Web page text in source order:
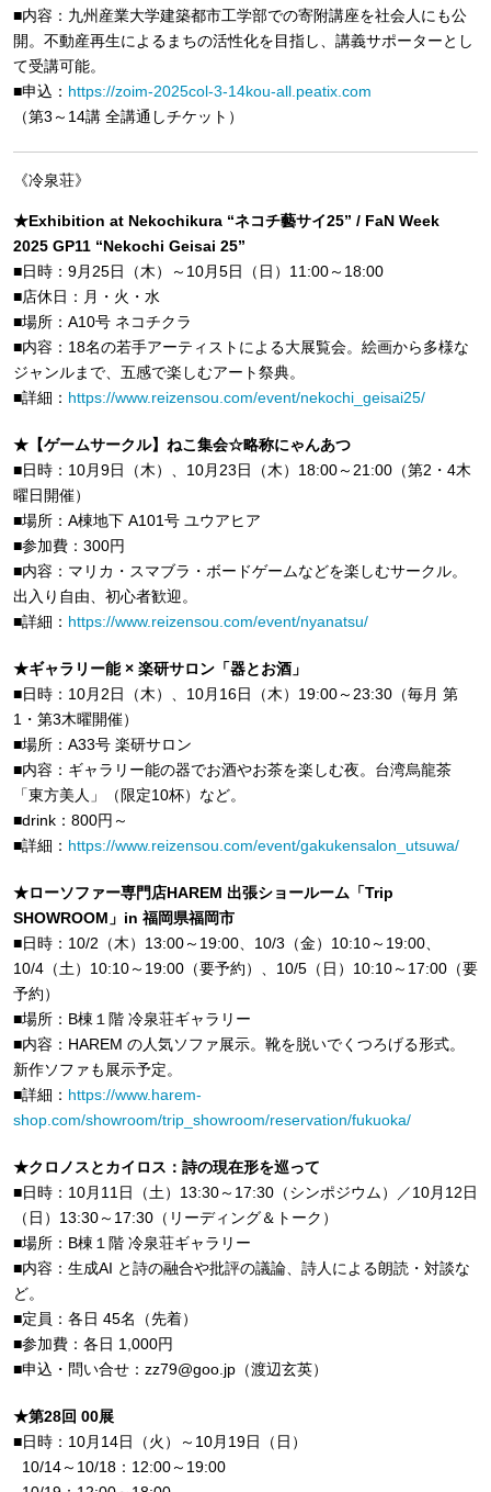
■内容：九州産業大学建築都市工学部での寄附講座を社会人にも公
開。不動産再生によるまちの活性化を目指し、講義サポーターとし
て受講可能。
■申込： https://zoim-2025col-3-14kou-all.peatix.com
（第3～14講 全講通しチケット）
《冷泉荘》
★Exhibition at Nekochikura “ネコチ藝サイ25” / FaN Week
2025 GP11 “Nekochi Geisai 25”
■日時：9月25日（木）～10月5日（日）11:00～18:00
■店休日：月・火・水
■場所：A10号 ネコチクラ
■内容：18名の若手アーティストによる大展覧会。絵画から多様な
ジャンルまで、五感で楽しむアート祭典。
■詳細： https://www.reizensou.com/event/nekochi_geisai25/
★【ゲームサークル】ねこ集会☆略称にゃんあつ
■日時：10月9日（木）、10月23日（木）18:00～21:00（第2・4木
曜日開催）
■場所：A棟地下 A101号 ユウアヒア
■参加費：300円
■内容：マリカ・スマブラ・ボードゲームなどを楽しむサークル。
出入り自由、初心者歓迎。
■詳細： https://www.reizensou.com/event/nyanatsu/
★ギャラリー能 × 楽研サロン「器とお酒」
■日時：10月2日（木）、10月16日（木）19:00～23:30（毎月 第
1・第3木曜開催）
■場所：A33号 楽研サロン
■内容：ギャラリー能の器でお酒やお茶を楽しむ夜。台湾烏龍茶
「東方美人」（限定10杯）など。
■drink：800円～
■詳細： https://www.reizensou.com/event/gakukensalon_utsuwa/
★ローソファー専門店HAREM 出張ショールーム「Trip
SHOWROOM」in 福岡県福岡市
■日時：10/2（木）13:00～19:00、10/3（金）10:10～19:00、
10/4（土）10:10～19:00（要予約）、10/5（日）10:10～17:00（要
予約）
■場所：B棟１階 冷泉荘ギャラリー
■内容：HAREM の人気ソファ展示。靴を脱いでくつろげる形式。
新作ソファも展示予定。
■詳細： https://www.harem-
shop.com/showroom/trip_showroom/reservation/fukuoka/
★クロノスとカイロス：詩の現在形を巡って
■日時：10月11日（土）13:30～17:30（シンポジウム）／10月12日
（日）13:30～17:30（リーディング＆トーク）
■場所：B棟１階 冷泉荘ギャラリー
■内容：生成AI と詩の融合や批評の議論、詩人による朗読・対談な
ど。
■定員：各日 45名（先着）
■参加費：各日 1,000円
■申込・問い合せ：zz79@goo.jp（渡辺玄英）
★第28回 00展
■日時：10月14日（火）～10月19日（日）
10/14～10/18：12:00～19:00